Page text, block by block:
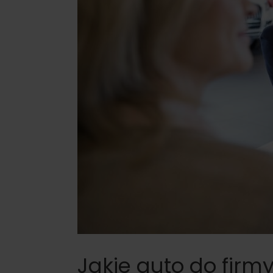
Jakie auto do